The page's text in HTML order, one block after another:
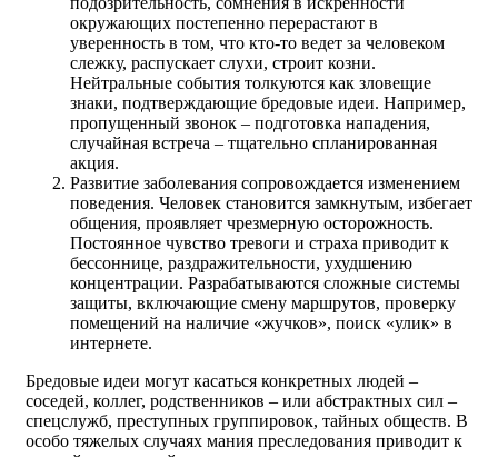
окружающих постепенно перерастают в
уверенность в том, что кто-то ведет за человеком
слежку, распускает слухи, строит козни.
Нейтральные события толкуются как зловещие
знаки, подтверждающие бредовые идеи. Например,
пропущенный звонок – подготовка нападения,
случайная встреча – тщательно спланированная
акция.
Развитие заболевания сопровождается изменением
поведения. Человек становится замкнутым, избегает
общения, проявляет чрезмерную осторожность.
Постоянное чувство тревоги и страха приводит к
бессоннице, раздражительности, ухудшению
концентрации. Разрабатываются сложные системы
защиты, включающие смену маршрутов, проверку
помещений на наличие «жучков», поиск «улик» в
интернете.
Бредовые идеи могут касаться конкретных людей –
соседей, коллег, родственников – или абстрактных сил –
спецслужб, преступных группировок, тайных обществ. В
особо тяжелых случаях мания преследования приводит к